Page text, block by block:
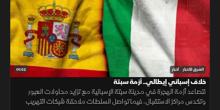
01:52 الشرق للأخبار أخبار
خلاف إسباني إيطالي.. أزمة سبتة
تتصاعد أزمة الهجرة في مدينة سبتة الإسبانية مع تزايد محاولات العبور
وتكدس مراكز الاستقبال، فيما تواصل السلطات ملاحقة شبكات التهريب